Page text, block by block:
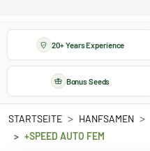
20+ Years Experience
Bonus Seeds
STARTSEITE HANFSAMEN
+SPEED AUTO FEM